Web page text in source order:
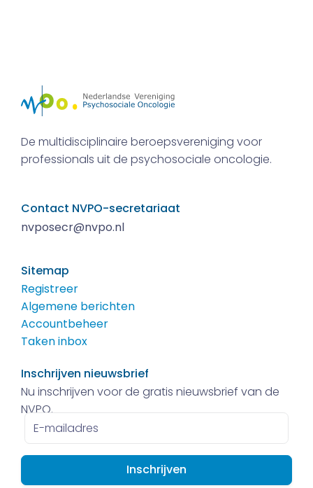
De multidisciplinaire beroepsvereniging voor
professionals uit de psychosociale oncologie.
Contact NVPO-secretariaat
nvposecr@nvpo.nl
Sitemap
Registreer
Algemene berichten
Accountbeheer
Taken inbox
Inschrijven nieuwsbrief
Nu inschrijven voor de gratis nieuwsbrief van de
NVPO.
E-
mailadres